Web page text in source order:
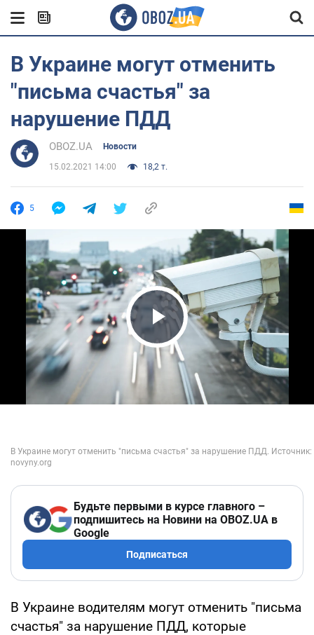
В Украине могут отменить
"письма счастья" за
нарушение ПДД
OBOZ.UA Новости
15.02.2021 14:00 18,2 т.
5
Play Video
Будьте первыми в курсе главного –
подпишитесь на Новини на OBOZ.UA в
Google
Подписаться
В Украине водителям могут отменить "письма
счастья" за нарушение ПДД, которые